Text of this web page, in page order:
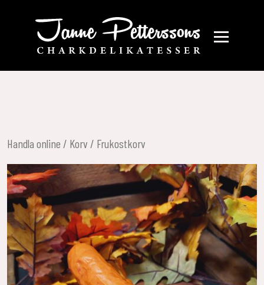
Handla online / Korv / Frukostkorv